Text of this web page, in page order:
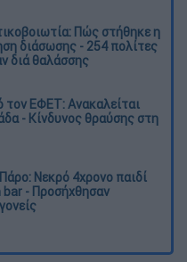
Πώς στήθηκε η
διάσωσης - 254 πολίτες
διά θαλάσσης
τον ΕΦΕΤ: Ανακαλείται
- Κίνδυνος θραύσης στη
Νεκρό 4χρονο παιδί
bar - Προσήχθησαν